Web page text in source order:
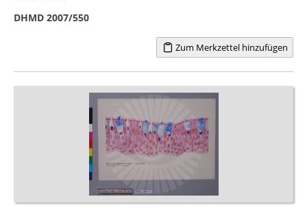
DHMD 2007/550
Zum Merkzettel hinzufügen